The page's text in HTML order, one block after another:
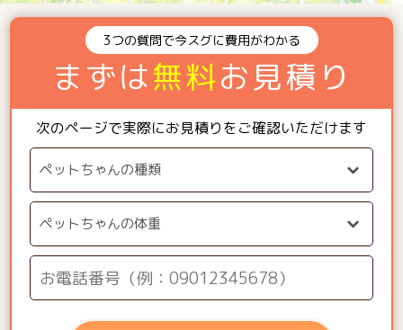
3つの質問で今スグに費用がわかる
まずは無料お見積り
次のページで実際にお見積りをご確認いただけます